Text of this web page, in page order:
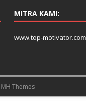
MITRA KAMI:
www.top-motivator.com
MH Themes